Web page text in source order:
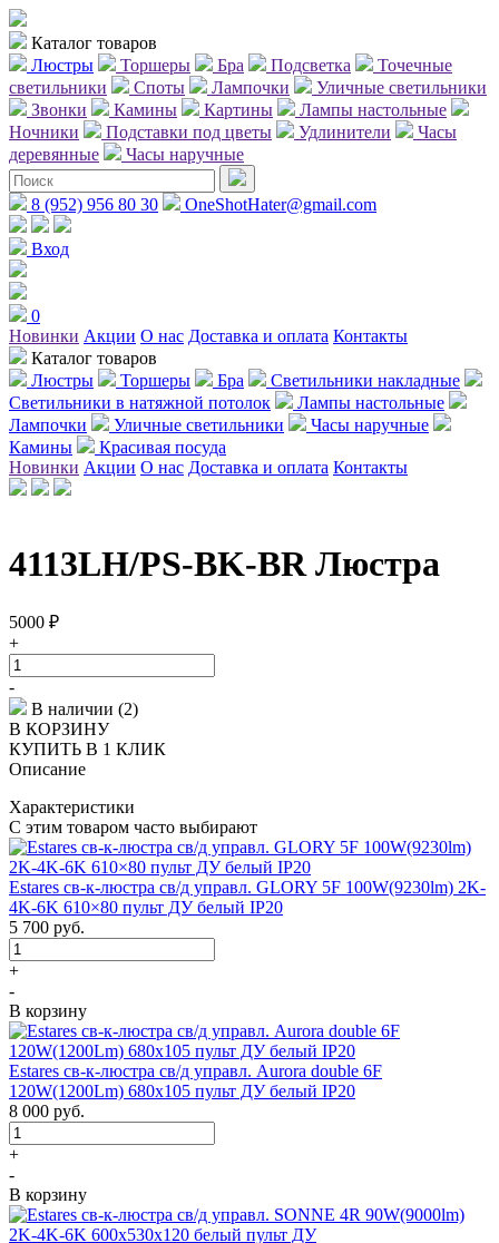
Каталог товаров
Люстры
Торшеры Бра Подсветка
Точечные
светильники
Споты Лампочки
Уличные светильники
Звонки
Камины Картины
Лампы настольные
Ночники
Подставки под цветы Удлинители
Часы
деревянные
Часы наручные
8 (952) 956 80 30 OneShotHater@gmail.com
Вход
0
Новинки Акции О нас Доставка и оплата Контакты
Каталог товаров
Люстры
Торшеры Бра
Светильники накладные
Светильники в натяжной потолок
Лампы настольные
Лампочки
Уличные светильники
Часы наручные
Камины
Красивая посуда
Новинки Акции О нас Доставка и оплата Контакты
4113LH/PS-BK-BR Люстра
5000 ₽
+
-
В наличии (2)
В КОРЗИНУ
КУПИТЬ В 1 КЛИК
Описание
Характеристики
С этим товаром часто выбирают
Estares св-к-люстра св/д управл. GLORY 5F 100W(9230lm) 2K-
4K-6K 610×80 пульт ДУ белый IP20
5 700 руб.
+
-
В корзину
Estares св-к-люстра св/д управл. Aurora double 6F
120W(1200Lm) 680х105 пульт ДУ белый IP20
8 000 руб.
+
-
В корзину